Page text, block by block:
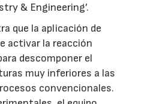
& Engineering’.
que la aplicación de
activar la reacción
descomponer el
muy inferiores a las
convencionales.